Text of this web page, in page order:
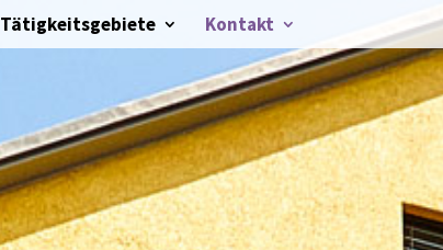
Tätigkeitsgebiete Kontakt